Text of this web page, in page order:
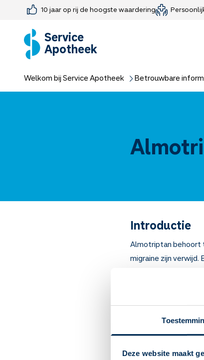
Deze website maakt
10 jaar op rij de hoogste waardering
Service
Apotheek
Farmaceutisch consult
Medicijn-APK
Jouw
Welkom bij Service Apotheek Betrouwbare
Introductie
Almotriptan behoort
migraine zijn
Belangrijk
Almotriptan
Het stopt of
De tablet werkt